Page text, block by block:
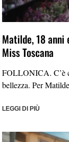
Matilde, 18 anni
Miss Toscana
FOLLONICA. C’è
bellezza. Per
LEGGI DI PIÙ